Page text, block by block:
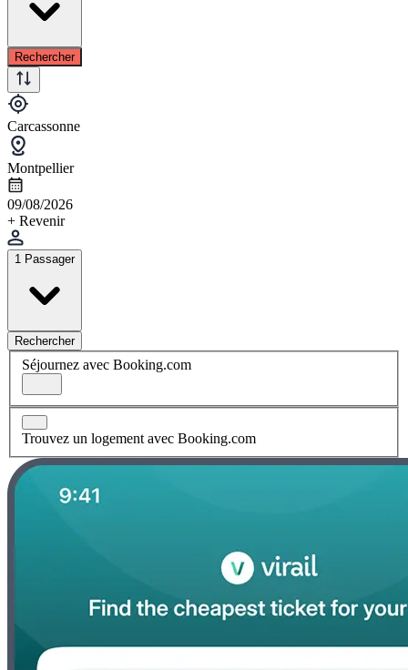
Rechercher
Carcassonne
Montpellier
09/08/2026
+ Revenir
1 Passager
Rechercher
Séjournez avec Booking.com
Trouvez un logement avec Booking.com